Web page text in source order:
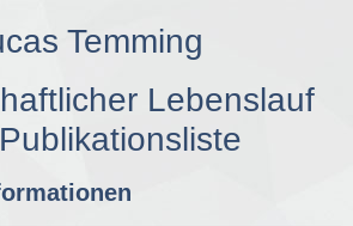
Temming
Lebenslauf